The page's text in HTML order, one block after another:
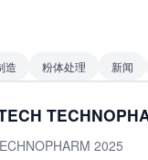
造 粉体处理 新闻
2025